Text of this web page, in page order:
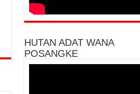
HUTAN ADAT WANA
POSANGKE